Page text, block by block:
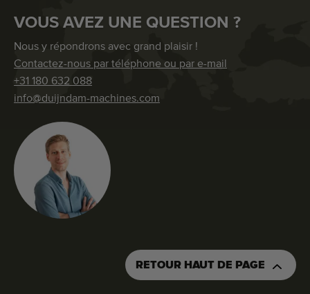
VOUS AVEZ UNE QUESTION ?
Nous y répondrons avec grand plaisir !
Contactez-nous par téléphone ou par e-mail
+31 180 632 088
info@duijndam-machines.com
RETOUR HAUT DE PAGE